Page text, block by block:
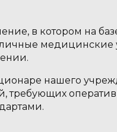
в котором на
нашего
требующих